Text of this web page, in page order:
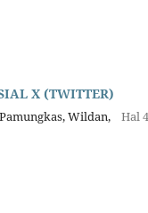
X (TWITTER)
Wildan,
Hal